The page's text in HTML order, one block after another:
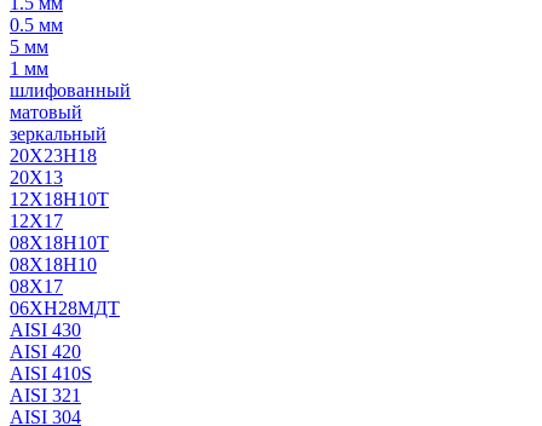
0.5 мм
5 мм
1 мм
шлифованный
матовый
зеркальный
20Х23Н18
20Х13
12Х18Н10Т
12Х17
08Х18Н10Т
08Х18Н10
08Х17
06ХН28МДТ
AISI 430
AISI 420
AISI 410S
AISI 321
AISI 304